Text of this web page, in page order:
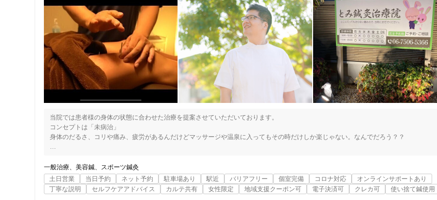
当院では患者様の身体の状態に合わせた治療を提案させていただいております。
コンセプトは「未病治」
身体のだるさ、コリや痛み、疲労があるんだけどマッサージや温泉に入ってもその時だけしか楽じゃない。なんでだろう？？
日々の生活で溜まった疲れや姿勢不良からくる慢性的な症状はより深い部分の筋肉
つまり深層筋の血流不良からくる凝りや緊張が原因なのです。
筋肉と軽く見て放置すると骨や内臓にも悪影響を与えます。椎間板ヘルニアや脳梗塞はその代表的疾患と言えますね。
またマッサージでは浅層筋までしかアプローチできませんが、鍼灸治療ではさらに深いアプローチが可能です。
一般治療 美容鍼
スポーツ鍼灸
土日営業
当日予約 ネット予約 駐車場あり 駅近 バリアフリー 個室完備 コロナ対応
オンラインサポートあり
丁寧な説明
セルフケアアドバイス カルテ共有 女性限定 地域支援クーポン可 電子決済可 クレカ可 使い捨て鍼使用